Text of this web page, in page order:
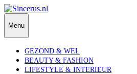
Skip
to
content
Menu
GEZOND & WEL
BEAUTY & FASHION
LIFESTYLE & INTERIEUR